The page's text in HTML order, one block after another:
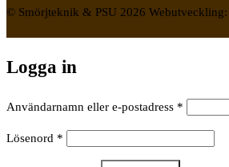
© Smörjteknik & PSU 2026
Logga in
Användarnamn eller e-postadress *
Lösenord *